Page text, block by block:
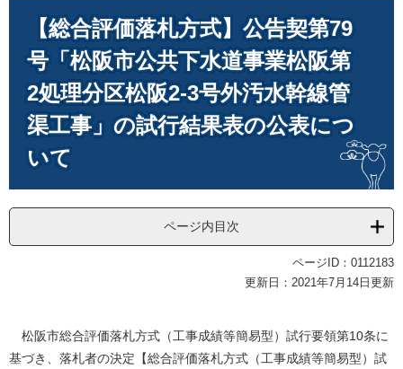
【総合評価落札方式】公告契第79
号「松阪市公共下水道事業松阪第
2処理分区松阪2‐3号外汚水幹線管
渠工事」の試行結果表の公表につ
いて
ページ内目次
ページID：0112183
更新日：2021年7月14日更新
松阪市総合評価落札方式（工事成績等簡易型）試行要領第10条に
基づき、落札者の決定【総合評価落札方式（工事成績等簡易型）試